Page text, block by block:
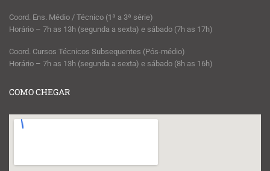
Coord. Ens. Médio / Técnico (1ª a 3ª série)
Horário – 7h as 13h (segunda a sexta) e sábado (7h as 17h)
Coord. Cursos Técnicos Subsequentes (Pós-médio)
Horário – 7h as 13h (segunda a sexta) e sábado (8h as 16h)
COMO CHEGAR